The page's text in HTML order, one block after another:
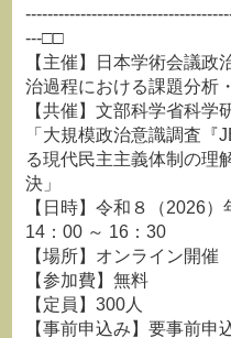
---□□
【主催】日本学術会議
治過程における課題分析
【共催】文部科学省科学
「大規模政治意識調査『
る現代民主主義体制の理
決」
【日時】令和８（2026）
14：00 ～ 16：30
【場所】オンライン開催
【参加費】無料
【定員】300人
【事前申込み】要事前申